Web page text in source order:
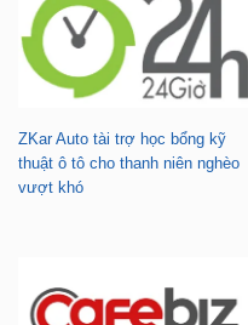
ZKar Auto tài trợ học bổng kỹ
thuật ô tô cho thanh niên nghèo